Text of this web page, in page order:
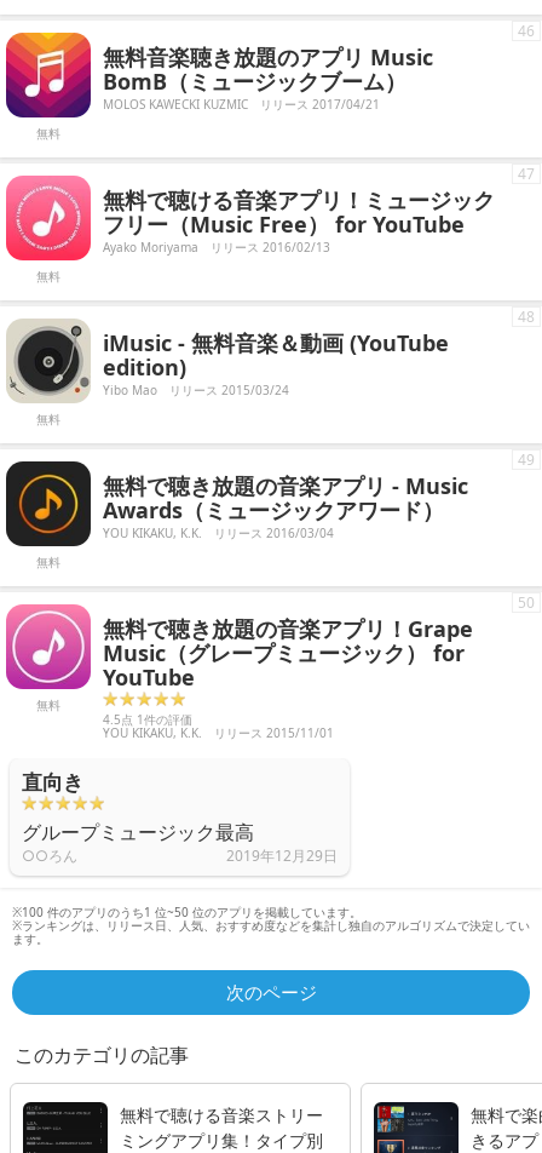
無料
無料音楽聴き放題のアプリ Music
BomB（ミュージックブーム）
MOLOS KAWECKI KUZMIC リリース 2017/04/21
46
無料
無料で聴ける音楽アプリ！ミュージック
フリー（Music Free） for YouTube
Ayako Moriyama リリース 2016/02/13
47
無料
iMusic - 無料音楽＆動画 (YouTube
edition)
Yibo Mao リリース 2015/03/24
48
無料
無料で聴き放題の音楽アプリ - Music
Awards（ミュージックアワード）
YOU KIKAKU, K.K. リリース 2016/03/04
49
無料
無料で聴き放題の音楽アプリ！Grape
Music（グレープミュージック） for
YouTube
4.5点 1件の評価
YOU KIKAKU, K.K. リリース 2015/11/01
50
直向き
グループミュージック最高
○○ろん 2019年12月29日
※100 件のアプリのうち1 位~50 位のアプリを掲載しています。
※ランキングは、リリース日、人気、おすすめ度などを集計し独自のアルゴリズムで決定してい
ます。
次のページ
このカテゴリの記事
無料で聴ける音楽ストリー
ミングアプリ集！タイプ別
無料で
きるア